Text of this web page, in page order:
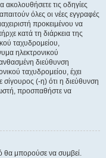
ακολουθήσετε τις οδηγίες
όλες οι νέες εγγραφές
προκειμένου να
κατά τη διάρκεια της
ταχυδρομείου,
ηλεκτρονικού
διεύθυνση
ταχυδρομείου, έχει
σίγουρος (-η) ότι η διεύθυνση
προσπαθήστε να
θα μπορούσε να συμβεί.